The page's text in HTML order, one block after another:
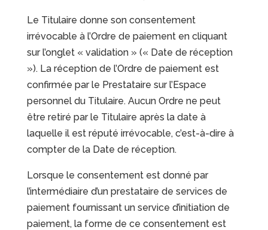
Le Titulaire donne son consentement
irrévocable à l’Ordre de paiement en cliquant
sur l’onglet « validation » (« Date de réception
»). La réception de l’Ordre de paiement est
confirmée par le Prestataire sur l’Espace
personnel du Titulaire. Aucun Ordre ne peut
être retiré par le Titulaire après la date à
laquelle il est réputé irrévocable, c’est-à-dire à
compter de la Date de réception.
Lorsque le consentement est donné par
l’intermédiaire d’un prestataire de services de
paiement fournissant un service d’initiation de
paiement, la forme de ce consentement est